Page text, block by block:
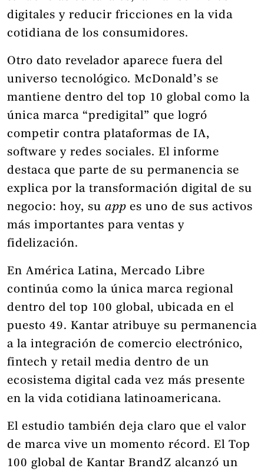
digitales y reducir fricciones en la vida
cotidiana de los consumidores.
Otro dato revelador aparece fuera del
universo tecnológico. McDonald’s se
mantiene dentro del top 10 global como la
única marca “predigital” que logró
competir contra plataformas de IA,
software y redes sociales. El informe
destaca que parte de su permanencia se
explica por la transformación digital de su
negocio: hoy, su app es uno de sus activos
más importantes para ventas y
fidelización.
En América Latina, Mercado Libre
continúa como la única marca regional
dentro del top 100 global, ubicada en el
puesto 49. Kantar atribuye su permanencia
a la integración de comercio electrónico,
fintech y retail media dentro de un
ecosistema digital cada vez más presente
en la vida cotidiana latinoamericana.
El estudio también deja claro que el valor
de marca vive un momento récord. El Top
100 global de Kantar BrandZ alcanzó un